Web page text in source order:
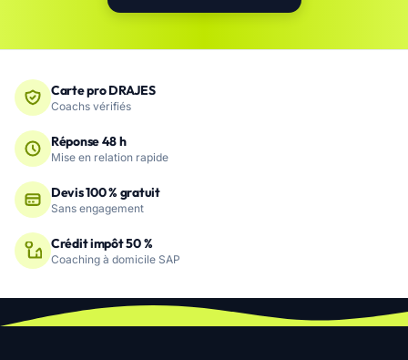
Carte pro DRAJES
Coachs vérifiés
Réponse 48 h
Mise en relation rapide
Devis 100 % gratuit
Sans engagement
Crédit impôt 50 %
Coaching à domicile SAP